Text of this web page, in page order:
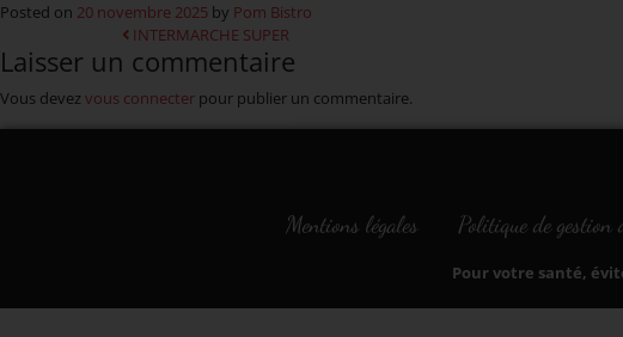
Posted on 20 novembre 2025 by Pom Bistro
Navigation
INTERMARCHE SUPER
Laisser un commentaire
Vous devez vous connecter pour publier un commentaire.
Mentions légales Politique de gestion
Pour votre santé,